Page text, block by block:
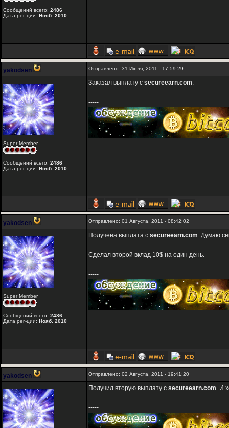
Сообщений всего: 2486
Дата рег-ции: Нояб. 2010
yakodsen Отправлено: 31 Июля, 2011 - 17:59:29
Super Member
Сообщений всего: 2486
Дата рег-ции: Нояб. 2010
Заказал выплату с secureearn.com.
-----
yakodsen Отправлено: 01 Августа, 2011 - 08:42:02
Super Member
Сообщений всего: 2486
Дата рег-ции: Нояб. 2010
Получена выплата с secureearn.com. Думаю
Сделал второй вклад 10$ на один день.
-----
yakodsen Отправлено: 02 Августа, 2011 - 19:41:20
Получил вторую выплату с secureearn.com. И
-----